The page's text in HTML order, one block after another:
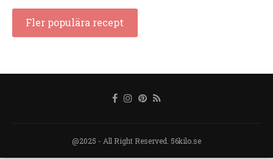
Fler populära recept
@2025 - All Right Reserved. 56kilo.se